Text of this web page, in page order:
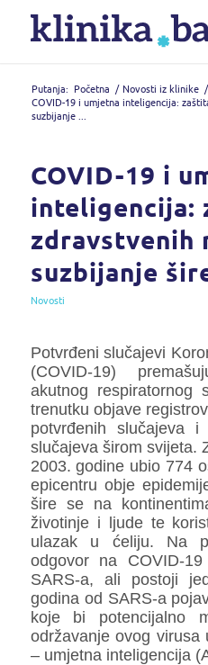
Putanja: Početna / Novosti iz klinike /
COVID-19 i umjetna inteligencija:
suzbijanje ...
COVID-19 i
inteligencija:
zdravstvenih
suzbijanje
Novosti
Potvrđeni slučajevi
(COVID-19)
akutnog respiratornog
trenutku objave
potvrđenih slučajeva
slučajeva širom svijeta.
2003. godine ubio 774
epicentru obje
šire se na
životinje i ljude te
ulazak u ćeliju. Na
odgovor na COVID-
SARS-a, ali postoji
godina od SARS-a
koje bi potencijalno
održavanje ovog virusa
– umjetna inteligencija